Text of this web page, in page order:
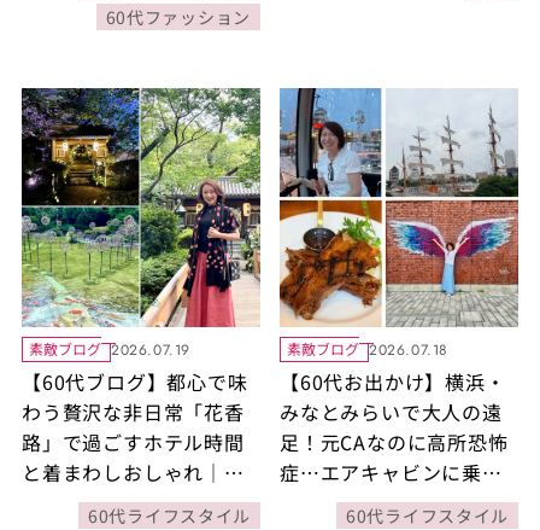
60代ファッション
素敵ブログ 2026.07.19
【60代ブログ】都心で味
わう贅沢な非日常「花香
路」で過ごすホテル時間
と着まわしおしゃれ｜素
敵ブロガー鈴木恵さん
60代ライフスタイル
素敵ブログ 2026.07.18
【60代お出かけ】横浜・
みなとみらいで大人の遠
足！元CAなのに高所恐怖
症…エアキャビンに乗っ
てみた！60代ライフスタイル